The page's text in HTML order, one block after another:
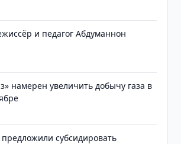
и педагог Абдуманнон
намерен увеличить добычу газа в
предложили субсидировать